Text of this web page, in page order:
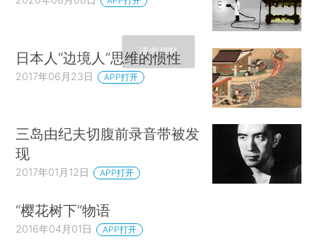
日本人“边境人”思维的惯性
2017年06月23日 APP打开
三岛由纪夫切腹前录音带被发
现
2017年01月12日 APP打开
“樱花树下”物语
2016年04月01日 APP打开